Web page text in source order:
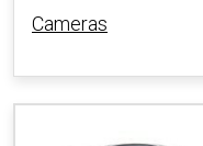
Cameras